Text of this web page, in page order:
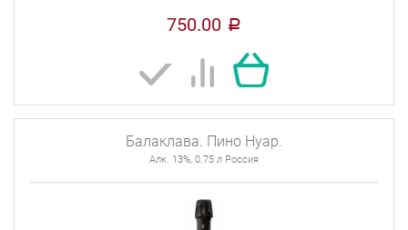
750.00 a
Балаклава. Пино Нуар.
Алк. 13%, 0.75 л Россия